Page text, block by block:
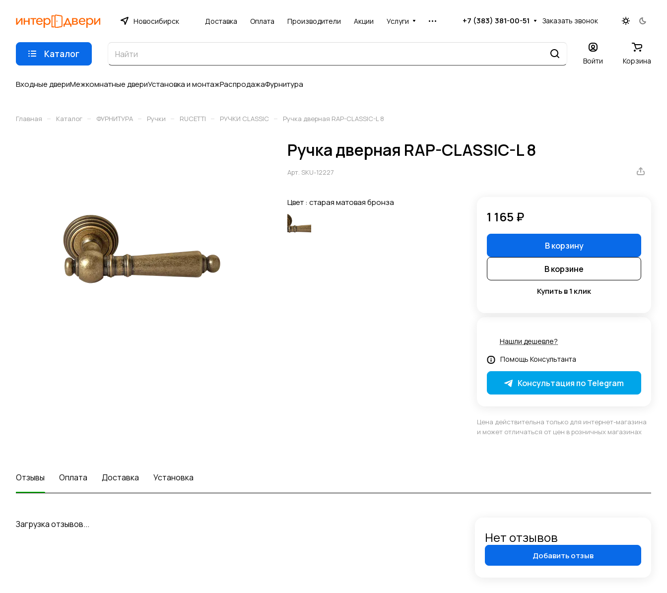
Новосибирск Доставка Оплата Производители Акции Услуги +7 (383) 381-00-51 Заказать звонок
Каталог
Войти Корзина
Входные двериМежкомнатные двериУстановка и монтажРаспродажаФурнитура
Главная – Каталог – ФУРНИТУРА – Ручки – RUCETTI – РУЧКИ CLASSIC – Ручка дверная RAP-CLASSIC-L 8
Ручка дверная RAP-CLASSIC-L 8
Арт. SKU-12227
Цвет : старая матовая бронза
1 165 ₽
В корзину
В корзине
Купить в 1 клик
Нашли дешевле?
Помощь Консультанта
Консультация по Telegram
Цена действительна только для интернет-магазина
и может отличаться от цен в розничных магазинах
Отзывы Оплата Доставка Установка
Загрузка отзывов...
Нет отзывов
Добавить отзыв